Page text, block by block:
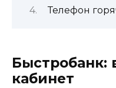
Телефон
Быстробанк:
кабинет